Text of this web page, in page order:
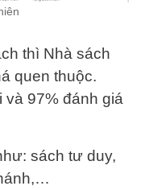
thì Nhà sách
quen thuộc.
97% đánh giá
sách tư duy,